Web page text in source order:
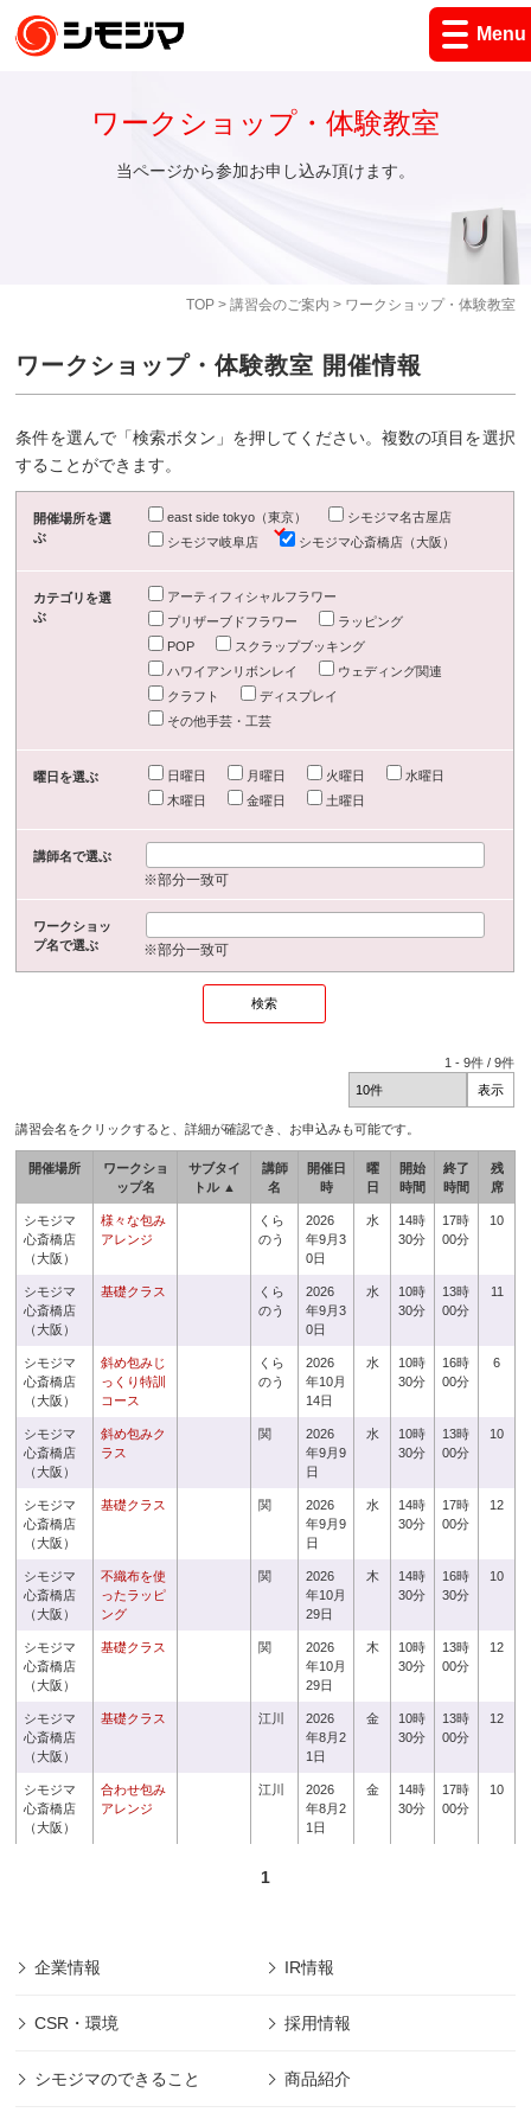
Menu
TOP> 講習会のご案内 > ワークショップ・体験教室
ワークショップ・体験教室
当ページから参加お申し込み頂けます。
ワークショップ・体験教室 開催情報
条件を選んで「検索ボタン」を押してください。複数の項目を選択
することができます。
開催場所を選
ぶ
east side tokyo（東京）
シモジマ名古屋店
シモジマ岐阜店
シモジマ心斎橋店（大阪）
カテゴリを選
ぶ
アーティフィシャルフラワー
プリザーブドフラワー
ラッピング
POP
スクラップブッキング
ハワイアンリボンレイ
ウェディング関連
クラフト
ディスプレイ
その他手芸・工芸
曜日を選ぶ 日曜日 月曜日 火曜日
水曜日
木曜日
金曜日 土曜日
講師名で選ぶ
※部分一致可
ワークショッ
プ名で選ぶ
※部分一致可
1 -9件 /9件
講習会名をクリックすると、詳細が確認でき、お申込みも可能です。
開催場所
ワークショ
ップ名
サブタイ
トル ▲
講師
名
開催日
時
曜
日
開始
時間
終了
時間
残
席
シモジマ
心斎橋店
（大阪）
様々な包み
アレンジ
くら
のう
2026
年9月3
0日
水
14時
30分
17時
00分
10
シモジマ
心斎橋店
（大阪）
基礎クラス
くら
のう
2026
年9月3
0日
水
10時
30分
13時
00分
11
シモジマ
心斎橋店
（大阪）
斜め包みじ
っくり特訓
コース
くら
のう
2026
年10月
14日
水
10時
30分
16時
00分
6
シモジマ
心斎橋店
（大阪）
斜め包みク
ラス
関
2026
年9月9
日
水
10時
30分
13時
00分
10
シモジマ
心斎橋店
（大阪）
基礎クラス 関
2026
年9月9
日
水
14時
30分
17時
00分
12
シモジマ
心斎橋店
（大阪）
不織布を使
ったラッピ
ング
関
2026
年10月
29日
木
14時
30分
16時
30分
10
シモジマ
心斎橋店
（大阪）
基礎クラス 関
2026
年10月
29日
木
10時
30分
13時
00分
12
シモジマ
心斎橋店
（大阪）
基礎クラス 江川
2026
年8月2
1日
金
10時
30分
13時
00分
12
シモジマ
心斎橋店
（大阪）
合わせ包み
アレンジ
江川
2026
年8月2
1日
金
14時
30分
17時
00分
10
1
企業情報 IR情報
CSR・環境 採用情報
シモジマのできること 商品紹介